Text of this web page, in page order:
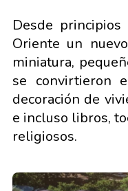
Desde
Oriente un
miniatura,
se convirtieron
decoración de
e incluso libros,
religiosos.